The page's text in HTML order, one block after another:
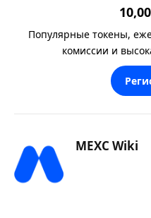
Популярные токены,
комиссии и
MEXC Wiki